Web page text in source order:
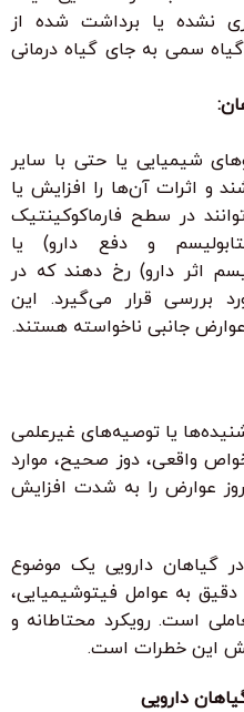
نشده یا برداشت شده از
سمی به جای گیاه درمانی
شیمیایی یا حتی با سایر
و اثرات آن‌ها را افزایش یا
در سطح فارماکوکینتیک
و دفع دارو) یا
اثر دارو) رخ دهند که در
بررسی قرار می‌گیرد. این
عوارض جانبی ناخواسته هستند.
یا توصیه‌های غیرعلمی
واقعی، دوز صحیح، موارد
عوارض را به شدت افزایش
گیاهان دارویی یک موضوع
به عوامل فیتوشیمیایی،
است. رویکرد محتاطانه و
این خطرات است.
دارویی